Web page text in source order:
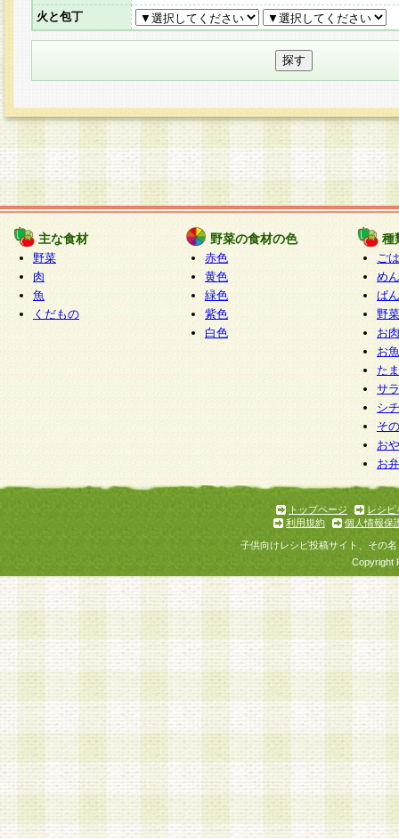
火と包丁
主な食材
野菜
肉
魚
くだもの
野菜の食材の色
赤色
黄色
緑色
紫色
白色
種
ご
めん
ぱん
野
お
お
た
サ
シ
そ
お
お
トップページ
レシピ
利用規約
個人情報保
子供向けレシピ投稿サイト、その
Copyright